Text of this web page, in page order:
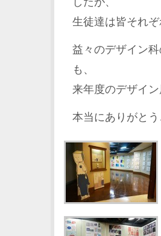
生徒達は皆それ
益々のデザイン
も、
来年度のデザイ
本当にありがとう